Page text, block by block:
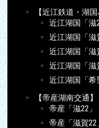
【近江鉄道・湖国
近江湖国「滋
近江湖国「滋
近江湖国「滋
近江湖国「滋
近江湖国「希
【帝産湖南交通】
帝産「滋22」
帝産「滋賀22